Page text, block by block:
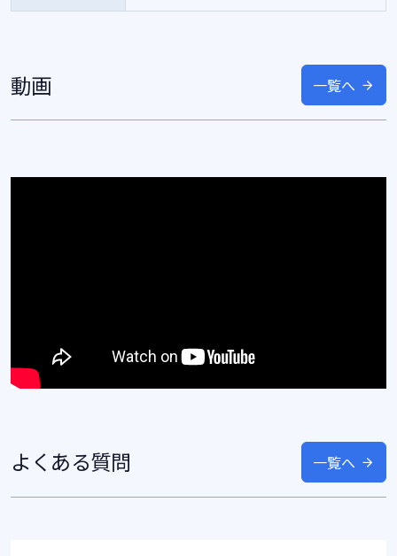
動画 一覧へ
よくある質問 一覧へ